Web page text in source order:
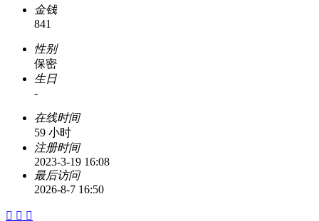
金钱
841
性别
保密
生日
-
在线时间
59 小时
注册时间
2023-3-19 16:08
最后访问
2026-8-7 16:50
  